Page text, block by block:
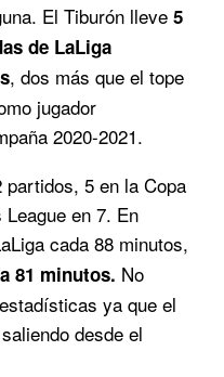
El Tiburón lleve 5
de LaLiga
, dos más que el tope
jugador
2020-2021.
partidos, 5 en la Copa
en 7. En
cada 88 minutos,
81 minutos. No
ya que el
desde el